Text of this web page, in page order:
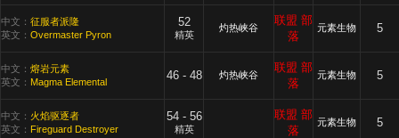
中文： 征服者派隆
英文： Overmaster Pyron
52
精英
灼热峡谷
联盟 部
落
元素生物 5
中文： 熔岩元素
英文： Magma Elemental 46 - 48 灼热峡谷
联盟 部
落
元素生物 5
中文： 火焰驱逐者
英文： Fireguard Destroyer
54 - 56
精英
联盟 部
落
元素生物 5